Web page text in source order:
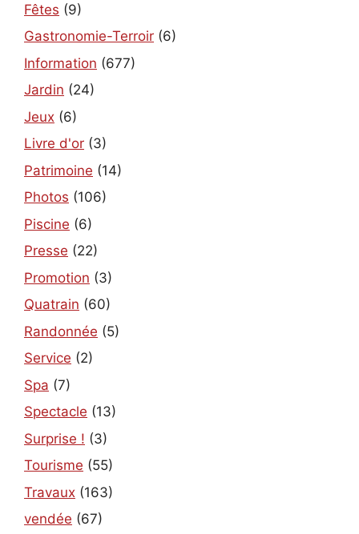
Fêtes (9)
Gastronomie-Terroir (6)
Information (677)
Jardin (24)
Jeux (6)
Livre d'or (3)
Patrimoine (14)
Photos (106)
Piscine (6)
Presse (22)
Promotion (3)
Quatrain (60)
Randonnée (5)
Service (2)
Spa (7)
Spectacle (13)
Surprise ! (3)
Tourisme (55)
Travaux (163)
vendée (67)